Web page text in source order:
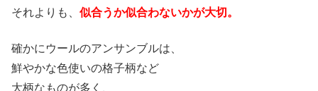
それよりも、 似合うか似合わないかが大切。
確かにウールのアンサンブルは、
鮮やかな色使いの格子柄など
大柄なものが多く、